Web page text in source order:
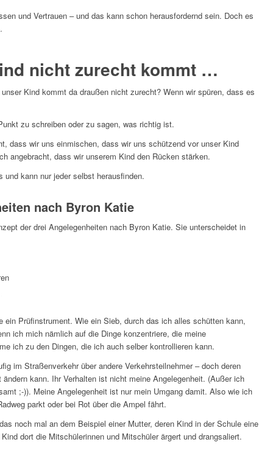
und Vertrauen – und das kann schon herausfordernd sein. Doch es
nicht zurecht kommt …
Kind kommt da draußen nicht zurecht? Wenn wir spüren, dass es
zu schreiben oder zu sagen, was richtig ist.
dass wir uns einmischen, dass wir uns schützend vor unser Kind
angebracht, dass wir unserem Kind den Rücken stärken.
kann nur jeder selbst herausfinden.
nach Byron Katie
der drei Angelegenheiten nach Byron Katie. Sie unterscheidet in
ein Prüfinstrument. Wie ein Sieb, durch das ich alles schütten kann,
ich mich nämlich auf die Dinge konzentriere, die meine
ich zu den Dingen, die ich auch selber kontrollieren kann.
im Straßenverkehr über andere Verkehrsteilnehmer – doch deren
kann. Ihr Verhalten ist nicht meine Angelegenheit. (Außer ich
;-)). Meine Angelegenheit ist nur mein Umgang damit. Also wie ich
parkt oder bei Rot über die Ampel fährt.
noch mal an dem Beispiel einer Mutter, deren Kind in der Schule eine
dort die Mitschülerinnen und Mitschüler ärgert und drangsaliert.